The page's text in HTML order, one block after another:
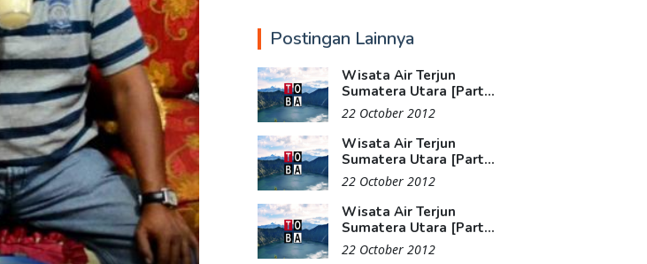
Postingan Lainnya
Wisata Air Terjun
Sumatera Utara [Part...
22 October 2012
Wisata Air Terjun
Sumatera Utara [Part...
22 October 2012
Wisata Air Terjun
Sumatera Utara [Part...
22 October 2012